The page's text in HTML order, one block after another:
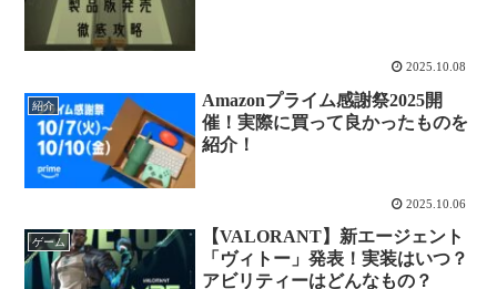
2025.10.08
紹介
Amazonプライム感謝祭2025開
催！実際に買って良かったものを
紹介！
2025.10.06
ゲーム
【VALORANT】新エージェント
「ヴィトー」発表！実装はいつ？
アビリティーはどんなもの？